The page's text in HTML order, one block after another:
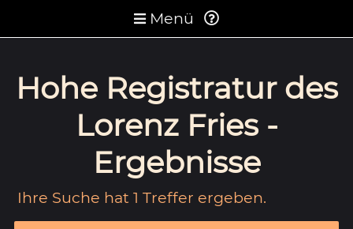
Menü
Hohe Registratur des
Lorenz Fries -
Ergebnisse
Ihre Suche hat 1 Treffer ergeben.